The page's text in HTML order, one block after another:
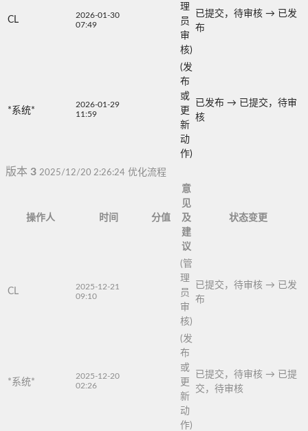
CL
2026-01-30
07:49
理
员
审
核)
已提交，待审核 → 已发
布
*系统*
2026-01-29
11:59
(发
布
或
更
新
动
作)
已发布 → 已提交，待审
核
版本 3 2025/12/20 2:26:24 优化流程
操作人 时间 分值
意
见
及
建
议
状态变更
CL
2025-12-21
09:10
(管
理
员
审
核)
已提交，待审核 → 已发
布
*系统*
2025-12-20
02:26
(发
布
或
更
新
动
作)
已提交，待审核 → 已提
交，待审核